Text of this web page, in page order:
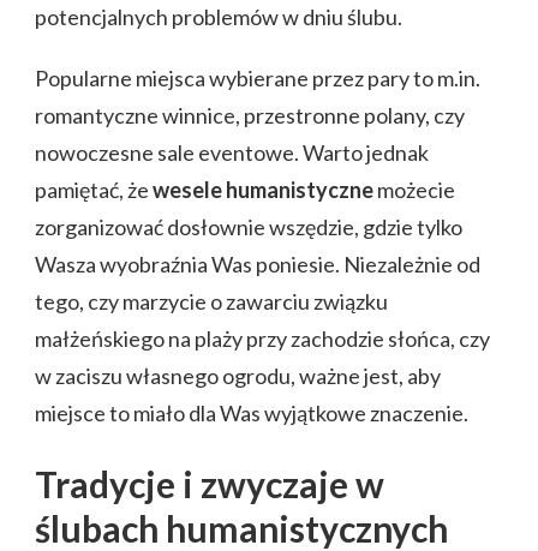
potencjalnych problemów w dniu ślubu.
Popularne miejsca wybierane przez pary to m.in.
romantyczne winnice, przestronne polany, czy
nowoczesne sale eventowe. Warto jednak
pamiętać, żewesele humanistycznemożecie
zorganizować dosłownie wszędzie, gdzie tylko
Wasza wyobraźnia Was poniesie. Niezależnie od
tego, czy marzycie o zawarciu związku
małżeńskiego na plaży przy zachodzie słońca, czy
w zaciszu własnego ogrodu, ważne jest, aby
miejsce to miało dla Was wyjątkowe znaczenie.
Tradycje i zwyczaje w
ślubach humanistycznych